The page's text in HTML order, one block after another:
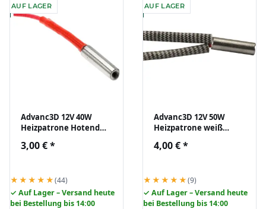
AUF LAGER
Advanc3D 12V 40W
Heizpatrone Hotend
Keramik RepRap 3D
3,00 €*
★★★★★(44)
✓ Auf Lager – Versand heute
bei Bestellung bis 14:00
AUF LAGER
Advanc3D 12V 50W
Heizpatrone weiß
Catridge Keramik
4,00 €*
★★★★★(9)
✓ Auf Lager – Versand heute
bei Bestellung bis 14:00